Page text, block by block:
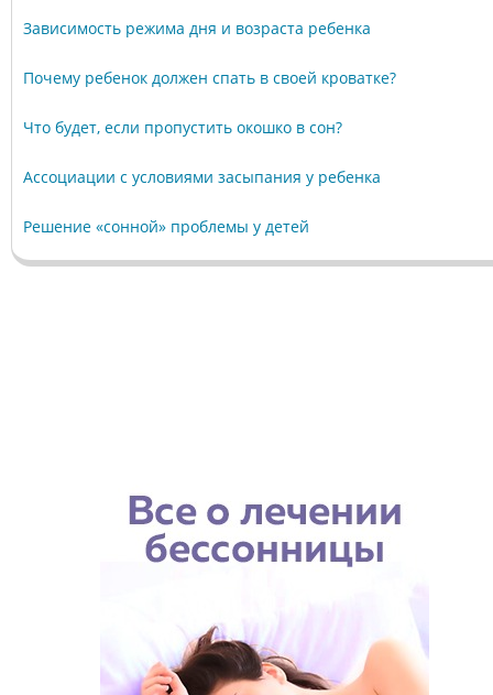
Зависимость режима дня и возраста ребенка
Почему ребенок должен спать в своей кроватке?
Что будет, если пропустить окошко в сон?
Ассоциации с условиями засыпания у ребенка
Решение «сонной» проблемы у детей